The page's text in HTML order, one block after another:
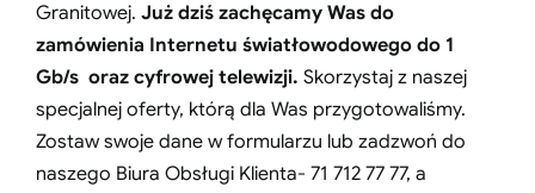
Granitowej. Już dziś zachęcamy Was do
zamówienia Internetu światłowodowego do 1
Gb/s oraz cyfrowej telewizji. Skorzystaj z naszej
specjalnej oferty, którą dla Was przygotowaliśmy.
Zostaw swoje dane w formularzu lub zadzwoń do
naszego Biura Obsługi Klienta- 71 712 77 77, a